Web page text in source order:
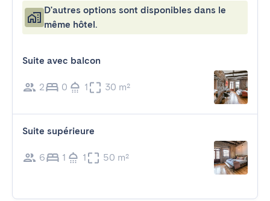
D'autres options sont disponibles dans le
même hôtel.
Suite avec balcon
2 0 1 30 m²
Suite supérieure
6 1 1 50 m²